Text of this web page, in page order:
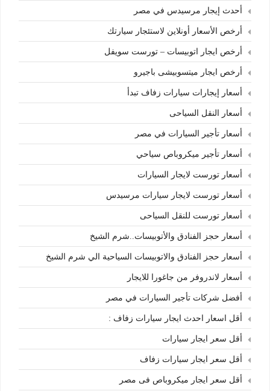
أحدث إيجار مرسيدس في مصر
أرخص الأسعار أونلاين لاستئجار سيارتك
أرخص ايجار اتوبيسات – تورست سويفل
أرخص ايجار ميتسوبيشى باجيرو
أسعار إيجارات سيارات زفاف تبدأ
أسعار النقل السياحى
أسعار تأجير السيارات في مصر
أسعار تأجير ميكروباص سياحي
أسعار تورست لايجار السيارات
أسعار تورست لايجار سيارات مرسيدس
أسعار تورست للنقل السياحى
أسعار حجز الفنادق والأتوبيسات..شرم الشيخ
أسعار حجز الفنادق والاتوبيسات السياحية الي شرم الشيخ
أسعار لاندروفر من جاغورا للايجار
أفضل شركات تأجير السيارات في مصر
أقل اسعار احدث ايجار سيارات زفاف :
أقل سعر ايجار سيارات
أقل سعر ايجار سيارات زفاف
أقل سعر ايجار ميكروباص فى مصر